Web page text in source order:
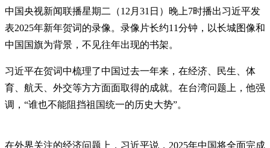
中国央视新闻联播星期二（12月31日）晚上7时播出习近平发
表2025年新年贺词的录像。录像片长约11分钟，以长城图像和
中国国旗为背景，不见往年出现的书架。
习近平在贺词中梳理了中国过去一年来，在经济、民生、体
育、航天、外交等方方面面取得的成就。在台湾问题上，他强
调，“谁也不能阻挡祖国统一的历史大势”。
在外界关注的经济问题上，习近平说，2025年中国将全面完成